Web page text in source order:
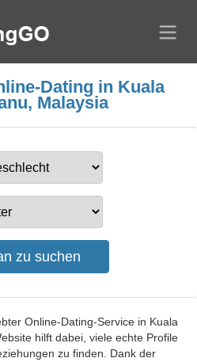
Dating in Kuala
Malaysia
Online-Dating-Service in Kuala
hilft dabei, viele echte Profile
zu finden. Dank der